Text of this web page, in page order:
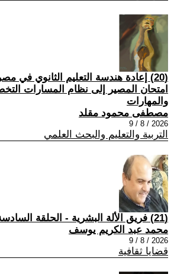
(20) إعادة هندسة التعليم الثانوي في
امتحان المصير إلى نظام المسارات
والمهارات
مصطفى محمود مقلد
2026 / 8 / 9
التربية والتعليم والبحث العلمي
(21) فريق الألة البشرية - الحلقة السادسة
محمد عبد الكريم يوسف
2026 / 8 / 9
قضايا ثقافية